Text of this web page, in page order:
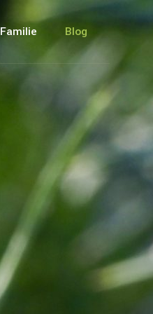
Familie Blog